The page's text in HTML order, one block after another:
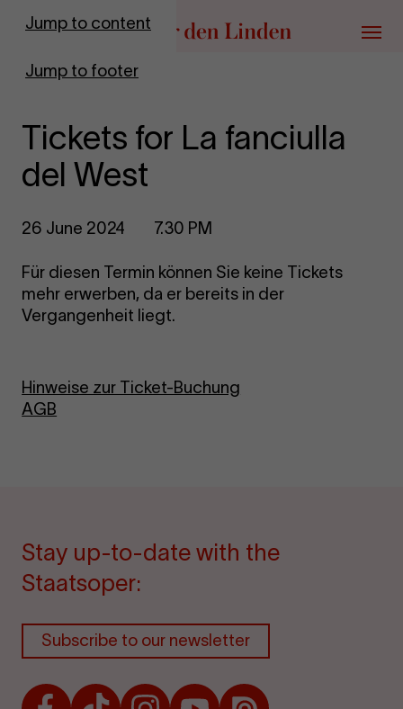
Jump to content
Jump to footer
Go to homepage
Menu
Tickets for La fanciulla
del West
26 June 2024 7.30 PM
Für diesen Termin können Sie keine Tickets
mehr erwerben, da er bereits in der
Vergangenheit liegt.
Hinweise zur Ticket-Buchung
AGB
Stay up-to-date with the
Staatsoper:
Subscribe to our newsletter
FacebookTikTokInstagramYoutubeIssuu